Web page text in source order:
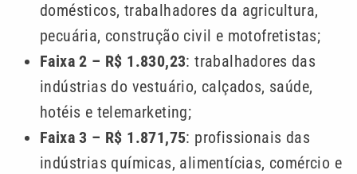
domésticos, trabalhadores da agricultura,
pecuária, construção civil e motofretistas;
Faixa 2 – R$ 1.830,23: trabalhadores das
indústrias do vestuário, calçados, saúde,
hotéis e telemarketing;
Faixa 3 – R$ 1.871,75: profissionais das
indústrias químicas, alimentícias, comércio e